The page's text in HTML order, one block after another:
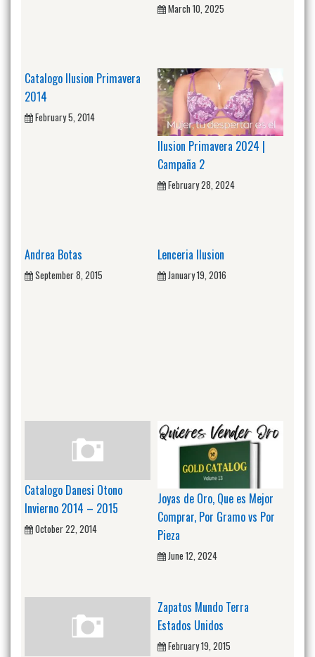
March 10, 2025
Catalogo Ilusion Primavera
2014
February 5, 2014
Ilusion Primavera 2024 |
Campaña 2
February 28, 2024
Andrea Botas
September 8, 2015
Lenceria Ilusion
January 19, 2016
Catalogo Danesi Otono
Invierno 2014 – 2015
October 22, 2014
Joyas de Oro, Que es Mejor
Comprar, Por Gramo vs Por
Pieza
June 12, 2024
Zapatos Mundo Terra
Estados Unidos
February 19, 2015